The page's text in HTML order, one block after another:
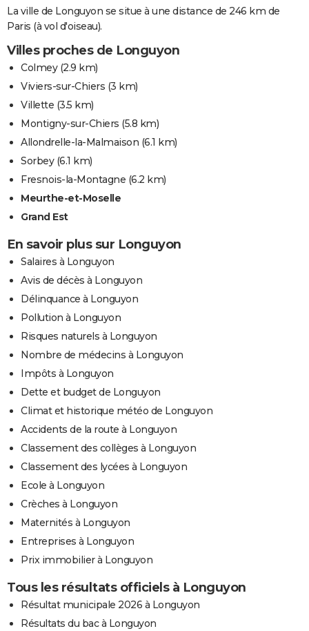
La ville de Longuyon se situe à une distance de 246 km de
Paris (à vol d'oiseau).
Villes proches de Longuyon
Colmey(2.9 km)
Viviers-sur-Chiers (3 km)
Villette (3.5 km)
Montigny-sur-Chiers (5.8 km)
Allondrelle-la-Malmaison (6.1 km)
Sorbey(6.1 km)
Fresnois-la-Montagne (6.2 km)
Meurthe-et-Moselle
Grand Est
En savoir plus sur Longuyon
Salaires à Longuyon
Avis de décès à Longuyon
Délinquance à Longuyon
Pollution à Longuyon
Risques naturels à Longuyon
Nombre de médecins à Longuyon
Impôts à Longuyon
Dette et budget de Longuyon
Climat et historique météo de Longuyon
Accidents de la route à Longuyon
Classement des collèges à Longuyon
Classement des lycées à Longuyon
Ecole à Longuyon
Crèches à Longuyon
Maternités à Longuyon
Entreprises à Longuyon
Prix immobilier à Longuyon
Tous les résultats officiels à Longuyon
Résultat municipale 2026 à Longuyon
Résultats du bac à Longuyon